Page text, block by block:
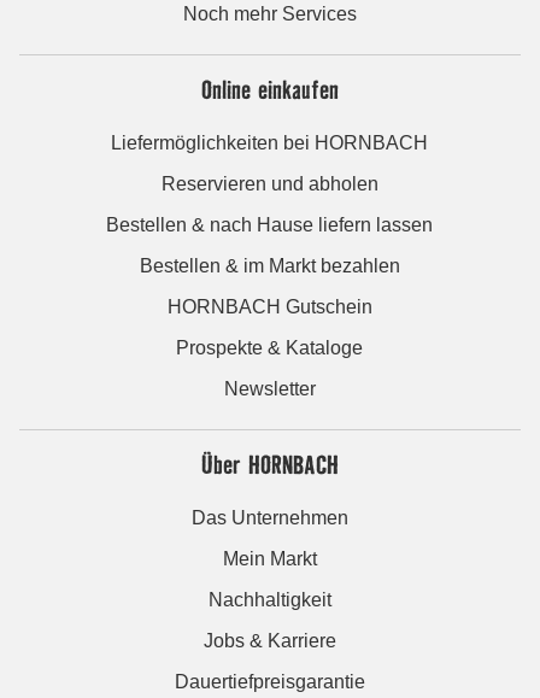
Noch mehr Services
Online einkaufen
Liefermöglichkeiten bei HORNBACH
Reservieren und abholen
Bestellen & nach Hause liefern lassen
Bestellen & im Markt bezahlen
HORNBACH Gutschein
Prospekte & Kataloge
Newsletter
Über HORNBACH
Das Unternehmen
Mein Markt
Nachhaltigkeit
Jobs & Karriere
Dauertiefpreisgarantie